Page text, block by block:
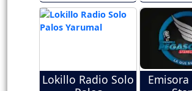
Lokillo Radio Solo
Emisora